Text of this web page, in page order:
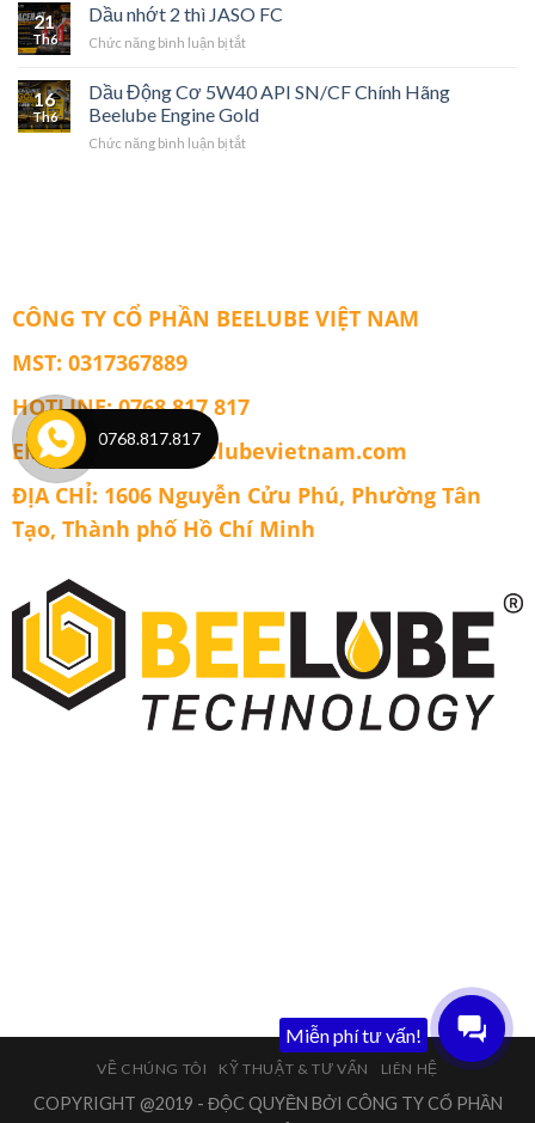
Không
Nước
CUTTING
SE
Chính
Lực
HV
21
Th6
Dầu nhớt 2 thì JASO FC
Chức năng bình luận bị tắtở
2
thì
JASO
16
Th6
Dầu Động Cơ 5W40 API SN/CF Chính Hãng
Beelube Engine Gold
Chức năng bình luận bị tắtở
Beelube
CÔNG TY CỔ PHẦN BEELUBE VIỆT NAM
MST: 0317367889
HOTLINE: 0768 817 817
EMAIL: admin@beelubevietnam.com
ĐỊA CHỈ: 1606 Nguyễn Cửu Phú, Phường Tân
Tạo, Thành phố Hồ Chí Minh
VỀ CHÚNG TÔI KỸ THUẬT & TƯ VẤN LIÊN HỆ
COPYRIGHT @2019 - ĐỘC QUYỀN BỞI CÔNG TY CỔ PHẦN
Miễn phí tư vấn!
0768.817.817